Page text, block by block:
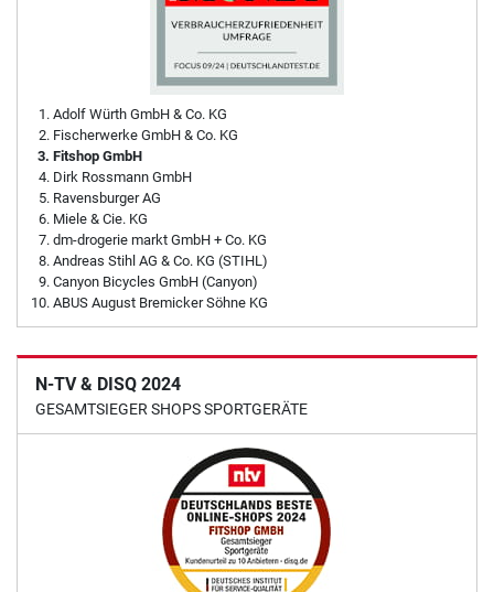
Adolf Würth GmbH & Co. KG
Fischerwerke GmbH & Co. KG
Fitshop GmbH
Dirk Rossmann GmbH
Ravensburger AG
Miele & Cie. KG
dm-drogerie markt GmbH + Co. KG
Andreas Stihl AG & Co. KG (STIHL)
Canyon Bicycles GmbH (Canyon)
ABUS August Bremicker Söhne KG
N-TV & DISQ 2024
GESAMTSIEGER SHOPS SPORTGERÄTE